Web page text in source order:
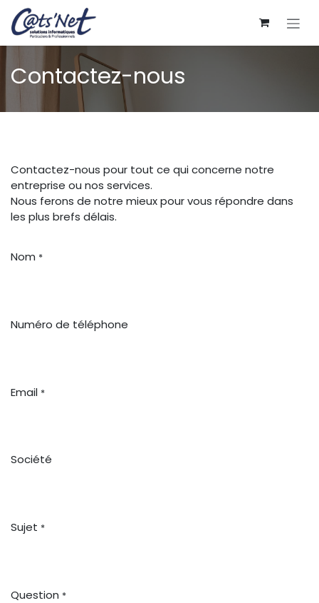
Se rendre au contenu
Contactez-nous
Contactez-nous pour tout ce qui concerne notre
entreprise ou nos services.
Nous ferons de notre mieux pour vous répondre dans
les plus brefs délais.
Nom *
Numéro de téléphone
Email *
Société
Sujet *
Question *